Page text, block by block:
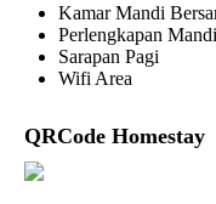
Kamar Mandi
Perlengkapan Mandi
Sarapan Pagi
Wifi Area
QRCode Homestay